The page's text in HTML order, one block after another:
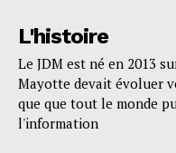
L'histoire
Le JDM est né en 2013
Mayotte devait évoluer
que que tout le monde
l'information